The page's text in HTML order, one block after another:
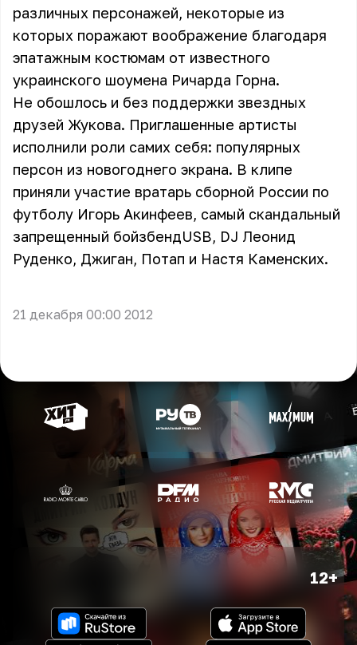
различных персонажей, некоторые из
которых поражают воображение благодаря
эпатажным костюмам от известного
украинского шоумена Ричарда Горна.
Не обошлось и без поддержки звездных
друзей Жукова. Приглашенные артисты
исполнили роли самих себя: популярных
персон из новогоднего экрана. В клипе
приняли участие вратарь сборной России по
футболу Игорь Акинфеев, самый скандальный
запрещенный бойзбендUSB, DJ Леонид
Руденко, Джиган, Потап и Настя Каменских.
21 декабря 00:00 2012
12+